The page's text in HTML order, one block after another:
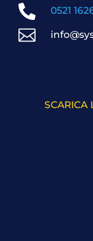
 0521

SCARICA